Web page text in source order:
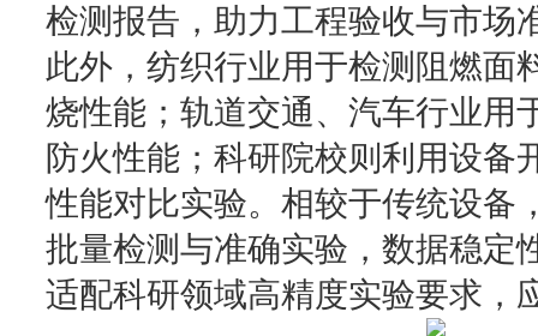
检测报告，助力工程验收与市场
此外，纺织行业用于检测阻燃面
烧性能；轨道交通、汽车行业用
防火性能；科研院校则利用设备
性能对比实验。相较于传统设备
批量检测与准确实验，数据稳定
适配科研领域高精度实验要求，